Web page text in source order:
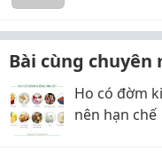
Bài cùng chuyên
Ho có đờm
nên hạn chế